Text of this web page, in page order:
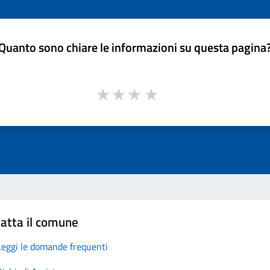
sono chiare le informazioni su questa
il comune
le domande frequenti